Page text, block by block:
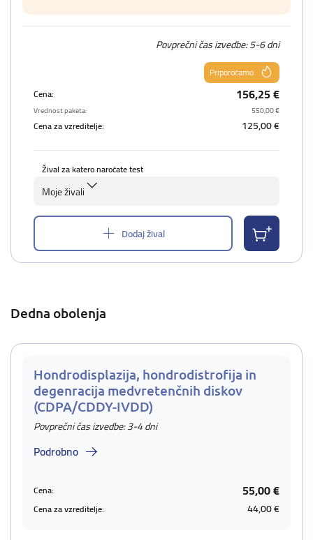
Povprečni čas izvedbe: 5-6 dni
Priporočamo
Cena:
156,25 €
Vrednost paketa: 550,00 €
Cena za vzreditelje: 125,00 €
Žival za katero naročate test
Moje živali
Dodaj žival
Dedna obolenja
Hondrodisplazija, hondrodistrofija in
degenracija medvretenčnih diskov
(CDPA/CDDY-IVDD)
Povprečni čas izvedbe: 3-4 dni
Podrobno
Cena: 55,00 €
Cena za vzreditelje: 44,00 €